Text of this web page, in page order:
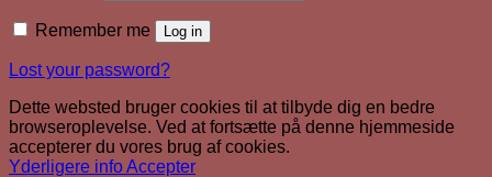
Remember me Log in
Lost your password?
Dette websted bruger cookies til at tilbyde dig en bedre
browseroplevelse. Ved at fortsætte på denne hjemmeside
accepterer du vores brug af cookies.
Yderligere infoAccepter